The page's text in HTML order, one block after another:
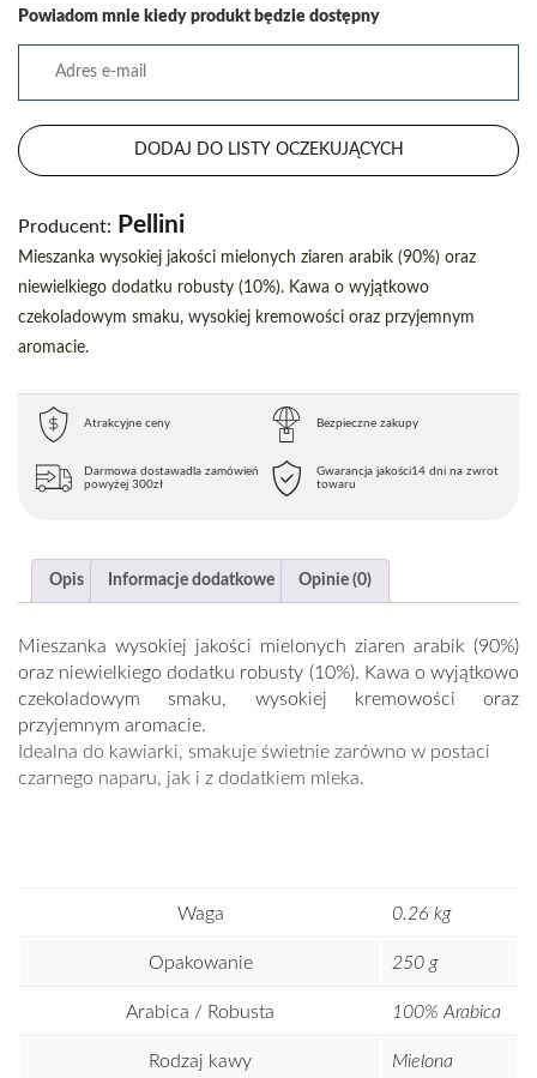
Powiadom mnie kiedy produkt będzie dostępny
DODAJ DO LISTY OCZEKUJĄCYCH
Producent: Pellini
Mieszanka wysokiej jakości mielonych ziaren arabik (90%) oraz
niewielkiego dodatku robusty (10%). Kawa o wyjątkowo
czekoladowym smaku, wysokiej kremowości oraz przyjemnym
aromacie.
Atrakcyjne ceny Bezpieczne zakupy
Darmowa dostawadla zamówień
powyżej 300zł
Gwarancja jakości14 dni na zwrot
towaru
Opis Informacje dodatkowe Opinie (0)
Mieszanka wysokiej jakości mielonych ziaren arabik (90%)
oraz niewielkiego dodatku robusty (10%). Kawa o wyjątkowo
czekoladowym smaku, wysokiej kremowości oraz
przyjemnym aromacie.
Idealna do kawiarki, smakuje świetnie zarówno w postaci
czarnego naparu, jak i z dodatkiem mleka.
Waga 0.26 kg
Opakowanie 250 g
Arabica / Robusta 100% Arabica
Rodzaj kawy Mielona